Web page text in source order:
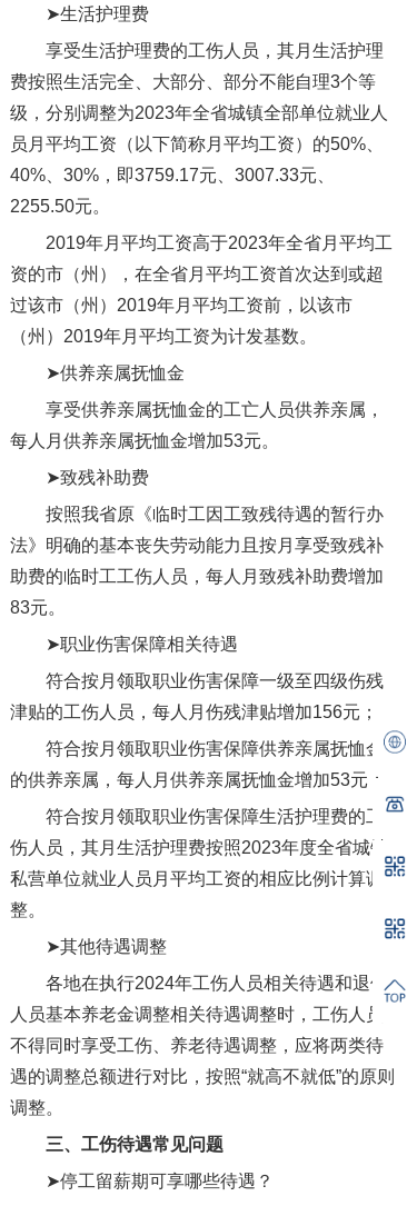
➤生活护理费
享受生活护理费的工伤人员，其月生活护理
费按照生活完全、大部分、部分不能自理3个等
级，分别调整为2023年全省城镇全部单位就业人
员月平均工资（以下简称月平均工资）的50%、
40%、30%，即3759.17元、3007.33元、
2255.50元。
2019年月平均工资高于2023年全省月平均工
资的市（州），在全省月平均工资首次达到或超
过该市（州）2019年月平均工资前，以该市
（州）2019年月平均工资为计发基数。
➤供养亲属抚恤金
享受供养亲属抚恤金的工亡人员供养亲属，
每人月供养亲属抚恤金增加53元。
➤致残补助费
按照我省原《临时工因工致残待遇的暂行办
法》明确的基本丧失劳动能力且按月享受致残补
助费的临时工工伤人员，每人月致残补助费增加
83元。
➤职业伤害保障相关待遇
符合按月领取职业伤害保障一级至四级伤残
津贴的工伤人员，每人月伤残津贴增加156元；
符合按月领取职业伤害保障供养亲属抚恤金
的供养亲属，每人月供养亲属抚恤金增加53元；
符合按月领取职业伤害保障生活护理费的工
伤人员，其月生活护理费按照2023年度全省城镇
私营单位就业人员月平均工资的相应比例计算调
整。
➤其他待遇调整
各地在执行2024年工伤人员相关待遇和退休
人员基本养老金调整相关待遇调整时，工伤人员
不得同时享受工伤、养老待遇调整，应将两类待
遇的调整总额进行对比，按照“就高不就低”的原则
调整。
三、工伤待遇常见问题
➤停工留薪期可享哪些待遇？